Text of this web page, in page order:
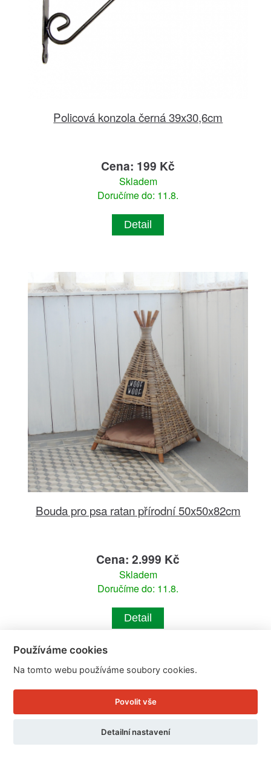
Policová konzola černá 39x30,6cm
Cena: 199 Kč
Skladem
Doručíme do: 11.8.
Detail
Bouda pro psa ratan přírodní 50x50x82cm
Cena: 2.999 Kč
Skladem
Doručíme do: 11.8.
Detail
Používáme cookies
Na tomto webu používáme soubory cookies.
Povolit vše
Detailní nastavení